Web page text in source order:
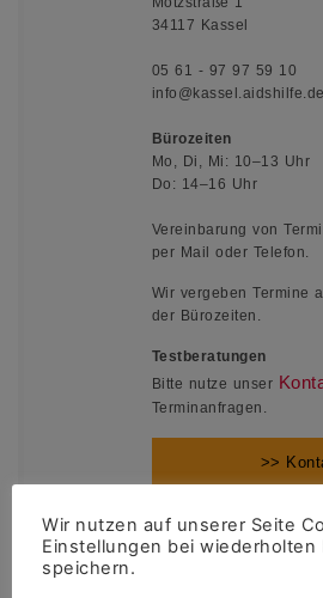
34117 Kassel
05 61 - 97 97 59 10
info@kassel.aidshilfe.de
Bürozeiten
Mo, Di, Mi: 10–13 Uhr
Do: 14–16 Uhr
Vereinbarung von
per Mail oder Telefon.
Wir vergeben Termine
der Bürozeiten.
Testberatungen
Bitte nutze unser
Terminanfragen.
>>
Termine
Wir nutzen auf unserer Seite
Einstellungen bei wiederholten
speichern.